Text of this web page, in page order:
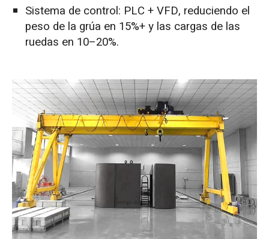
Sistema de control: PLC + VFD, reduciendo el
peso de la grúa en 15%+ y las cargas de las
ruedas en 10–20%.